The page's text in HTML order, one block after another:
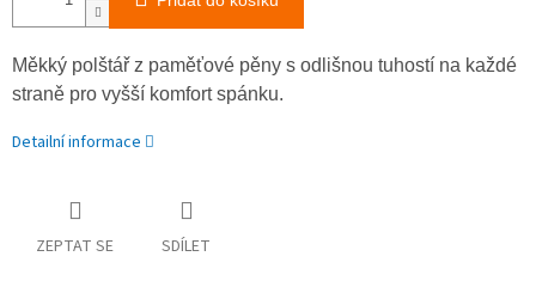
Měkký polštář z paměťové pěny s odlišnou tuhostí na každé
straně pro vyšší komfort spánku.
Detailní informace
ZEPTAT SE SDÍLET